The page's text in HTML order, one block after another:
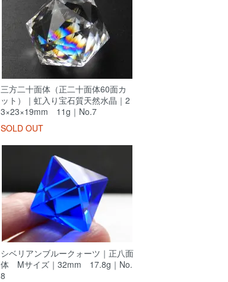
三方二十面体（正二十面体60面カ
ット）｜虹入り宝石質天然水晶｜2
3×23×19mm 11g｜No.7
SOLD OUT
シベリアンブルークォーツ｜正八面
体 Mサイズ｜32mm 17.8g｜No.
8